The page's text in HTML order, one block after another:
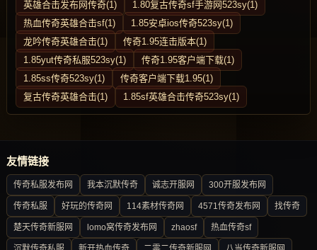
英雄合击发布网传奇(1)
1.80复古传奇sf手游网523sy(1)
热血传奇英雄合击sf(1)
1.85安卓ios传奇523sy(1)
龙吟传奇英雄合击(1)
传奇1.95连击版本(1)
1.85yut传奇私服523sy(1)
传奇1.95客户端下载(1)
1.85ss传奇523sy(1)
传奇客户端下载1.95(1)
复古传奇英雄合击(1)
1.85sf英雄合击传奇523sy(1)
友情链接
传奇私服发布网 我本沉默传奇 诚志开服网 300开服发布网
传奇私服 好玩的传奇网 114素材传奇网 4571传奇发布网 找传奇
楚天传奇新服网 lomo窝传奇发布网 zhaosf 热血传奇sf